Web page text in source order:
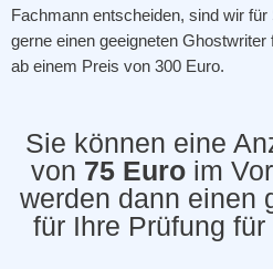
Fachmann entscheiden, sind wir
gerne einen geeigneten
ab einem Preis von 300 Euro.
Sie können eine
von 75 Euroim
werden dann einen
für Ihre Prüfung